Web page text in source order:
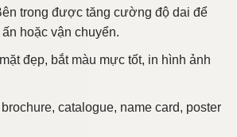
trong được tăng cường độ dai để
hoặc vận chuyển.
đẹp, bắt màu mực tốt, in hình ảnh
catalogue, name card, poster